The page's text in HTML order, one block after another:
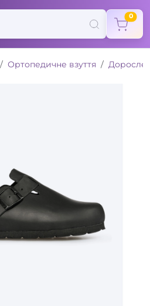
0
Ортопедичне взуття Доросле